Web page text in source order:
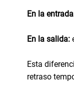
En la
En la salida:
Esta
retraso